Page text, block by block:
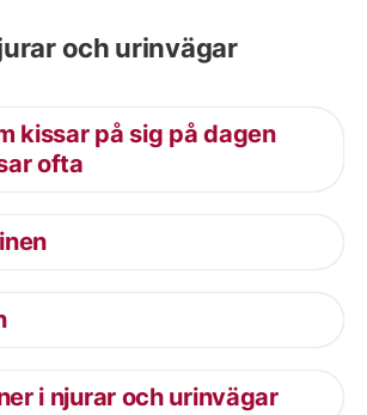
och urinvägar
kissar på sig på dagen
ofta
i njurar och urinvägar